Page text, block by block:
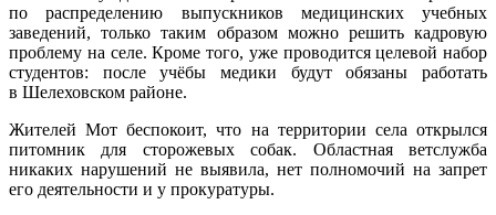
по распределению выпускников медицинских учебных
заведений, только таким образом можно решить кадровую
проблему на селе. Кроме того, уже проводится целевой набор
студентов: после учёбы медики будут обязаны работать
в Шелеховском районе.
Жителей Мот беспокоит, что на территории села открылся
питомник для сторожевых собак. Областная ветслужба
никаких нарушений не выявила, нет полномочий на запрет
его деятельности и у прокуратуры.